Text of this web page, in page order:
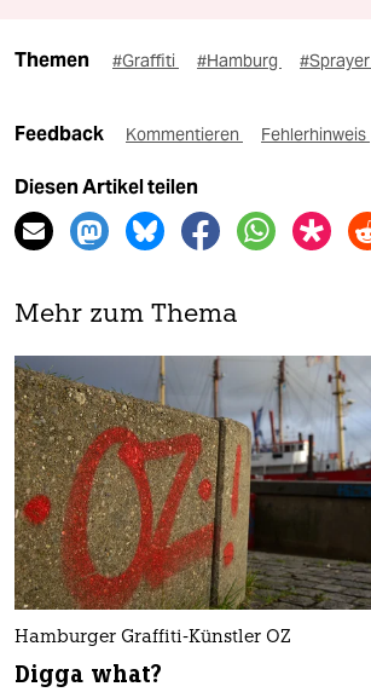
Themen #Graffiti #Hamburg #Sprayer
Feedback Kommentieren Fehlerhinweis
Diesen Artikel teilen
Mehr zum Thema
Hamburger Graffiti-Künstler OZ
Digga what?